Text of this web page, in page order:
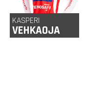
KASPERI
VEHKAOJA